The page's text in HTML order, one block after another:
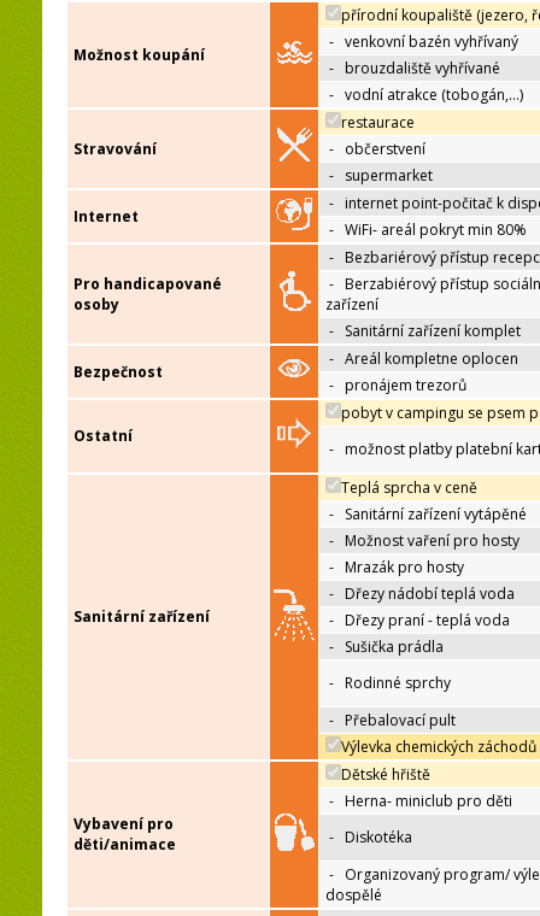
Možnost koupání
přírodní koupaliště (jezero,
- venkovní bazén vyhřívaný
- brouzdaliště vyhřívané
- vodní atrakce (tobogán,…)
Stravování
restaurace
- občerstvení
- supermarket
Internet
- internet point-počitač k
- WiFi- areál pokryt min 80%
Pro handicapované
osoby
- Bezbariérový přístup
- Berzabiérový přístup
zařízení
- Sanitární zařízení komplet
Bezpečnost
- Areál kompletne oplocen
- pronájem trezorů
Ostatní
pobyt v campingu se psem
- možnost platby platební
Sanitární zařízení
Teplá sprcha v ceně
- Sanitární zařízení vytápěné
- Možnost vaření pro hosty
- Mrazák pro hosty
- Dřezy nádobí teplá voda
- Dřezy praní - teplá voda
- Sušička prádla
- Rodinné sprchy
- Přebalovací pult
Výlevka chemických záchodů
Vybavení pro
děti/animace
Dětské hřiště
- Herna- miniclub pro děti
- Diskotéka
- Organizovaný program/
dospělé